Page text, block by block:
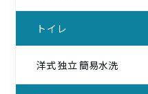
トイレ
洋式 独立 簡易水洗